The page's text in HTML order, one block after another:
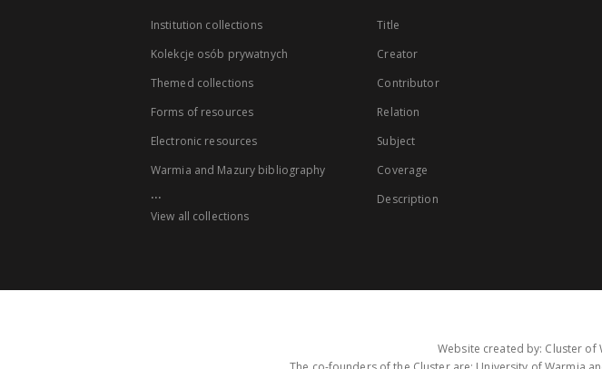
Institution collections
Kolekcje osób prywatnych
Themed collections
Forms of resources
Electronic resources
Warmia and Mazury bibliography
...
View all collections
Title
Creator
Contributor
Relation
Subject
Coverage
Description
Website created by: Cluster of